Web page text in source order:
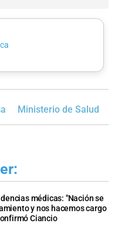
Ministerio de Salud
médicas: "Nación se
y nos hacemos cargo
Ciancio